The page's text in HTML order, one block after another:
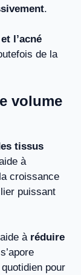
.
l’acné
de la
volume
tissus
à
croissance
puissant
à réduire
pour